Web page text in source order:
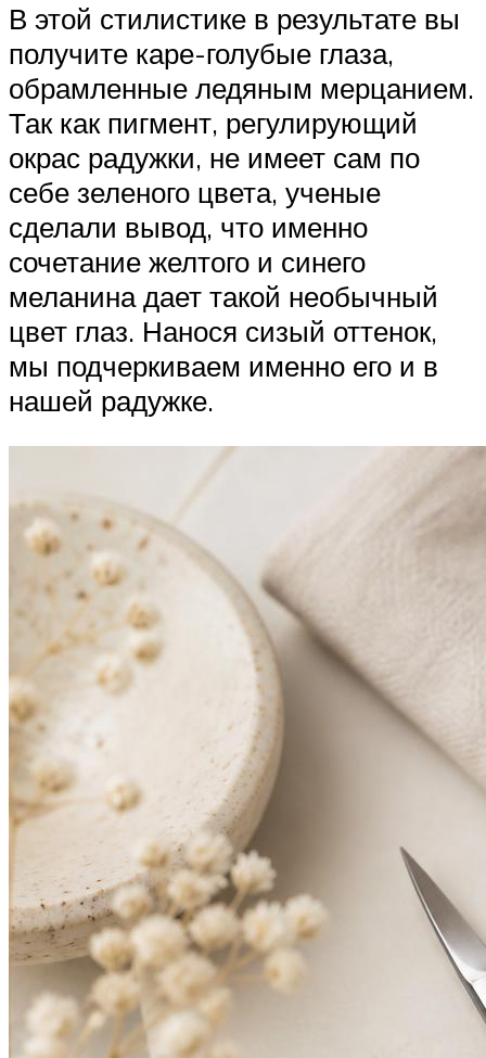
В этой стилистике в результате вы
получите каре-голубые глаза,
обрамленные ледяным мерцанием.
Так как пигмент, регулирующий
окрас радужки, не имеет сам по
себе зеленого цвета, ученые
сделали вывод, что именно
сочетание желтого и синего
меланина дает такой необычный
цвет глаз. Нанося сизый оттенок,
мы подчеркиваем именно его и в
нашей радужке.